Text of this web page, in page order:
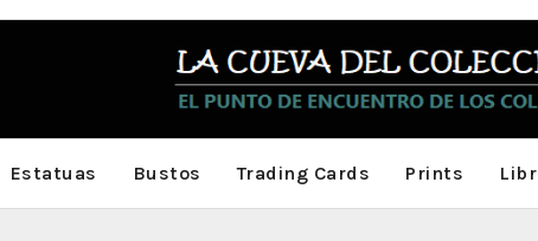
Estatuas Bustos Trading Cards Prints